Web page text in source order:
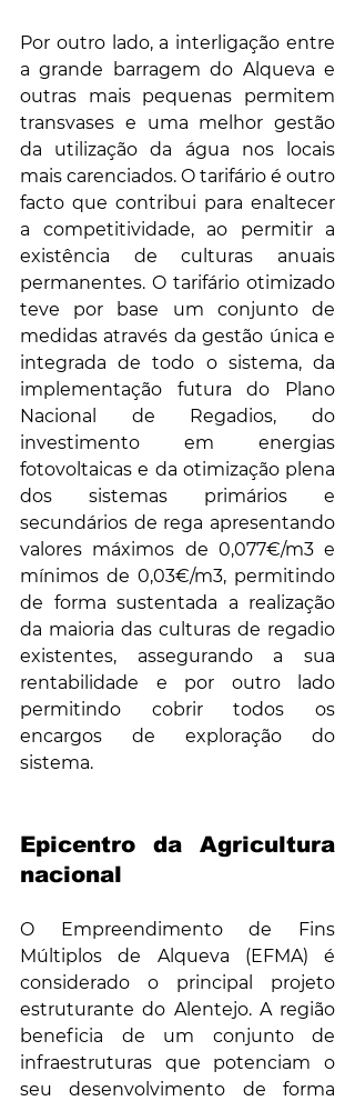
Por outro lado, a interligação entre
a grande barragem do Alqueva e
outras mais pequenas permitem
transvases e uma melhor gestão
da utilização da água nos locais
mais carenciados. O tarifário é outro
facto que contribui para enaltecer
a competitividade, ao permitir a
existência de culturas anuais
permanentes. O tarifário otimizado
teve por base um conjunto de
medidas através da gestão única e
integrada de todo o sistema, da
implementação futura do Plano
Nacional de Regadios, do
investimento em energias
fotovoltaicas e da otimização plena
dos sistemas primários e
secundários de rega apresentando
valores máximos de 0,077€/m3 e
mínimos de 0,03€/m3, permitindo
de forma sustentada a realização
da maioria das culturas de regadio
existentes, assegurando a sua
rentabilidade e por outro lado
permitindo cobrir todos os
encargos de exploração do
sistema.
Epicentro da Agricultura
nacional
O Empreendimento de Fins
Múltiplos de Alqueva (EFMA) é
considerado o principal projeto
estruturante do Alentejo. A região
beneficia de um conjunto de
infraestruturas que potenciam o
seu desenvolvimento de forma